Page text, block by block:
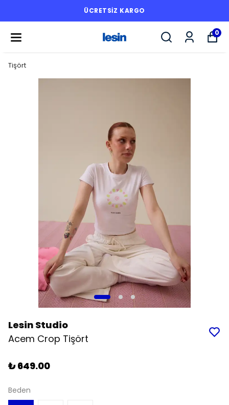
ÜCRETSİZ KARGO
0
Tişört
Lesin Studio
Acem Crop Tişört
₺ 649.00
Beden